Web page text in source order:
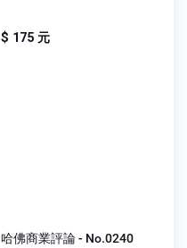
$ 175 元
哈佛商業評論 - No.0240